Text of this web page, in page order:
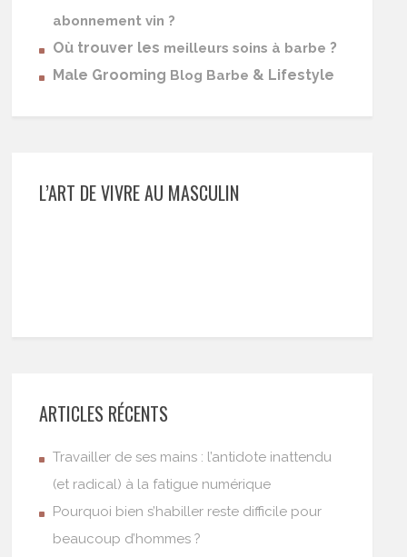
abonnement vin ?
Où trouver les meilleurs soins à barbe ?
Male Grooming Blog Barbe & Lifestyle
L’ART DE VIVRE AU MASCULIN
ARTICLES RÉCENTS
Travailler de ses mains : l’antidote inattendu
(et radical) à la fatigue numérique
Pourquoi bien s’habiller reste difficile pour
beaucoup d’hommes ?